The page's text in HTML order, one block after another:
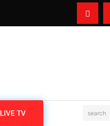
search
LIVE TV